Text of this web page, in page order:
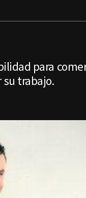
para
su trabajo.